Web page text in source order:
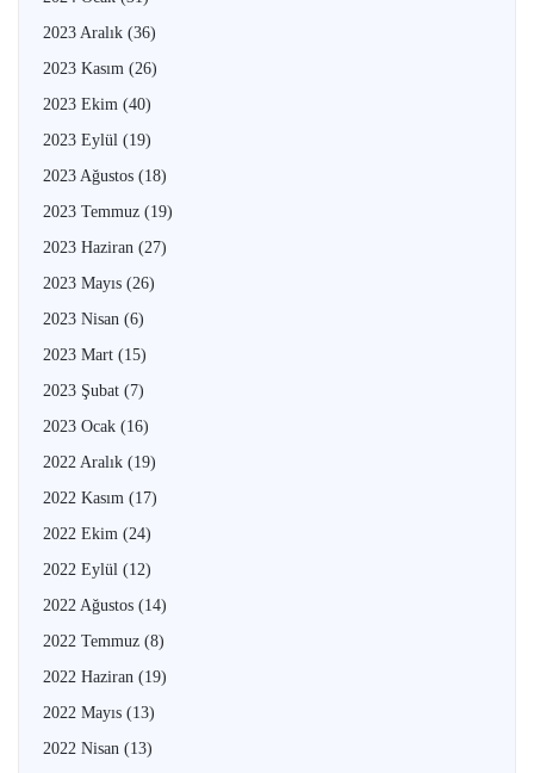
2023 Aralık (36)
2023 Kasım (26)
2023 Ekim (40)
2023 Eylül (19)
2023 Ağustos (18)
2023 Temmuz (19)
2023 Haziran (27)
2023 Mayıs (26)
2023 Nisan (6)
2023 Mart (15)
2023 Şubat (7)
2023 Ocak (16)
2022 Aralık (19)
2022 Kasım (17)
2022 Ekim (24)
2022 Eylül (12)
2022 Ağustos (14)
2022 Temmuz (8)
2022 Haziran (19)
2022 Mayıs (13)
2022 Nisan (13)